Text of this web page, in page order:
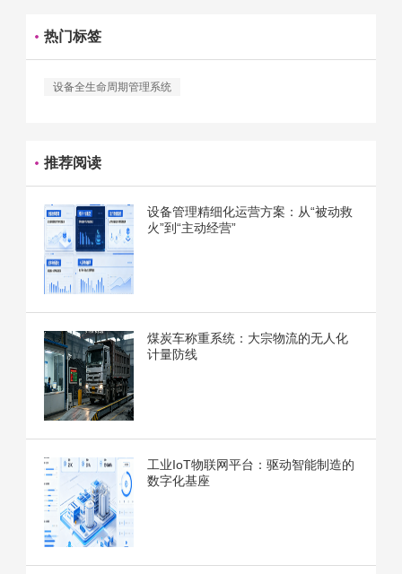
热门标签
设备全生命周期管理系统
推荐阅读
设备管理精细化运营方案：从“被动救
火”到“主动经营”
煤炭车称重系统：大宗物流的无人化
计量防线
工业IoT物联网平台：驱动智能制造的
数字化基座